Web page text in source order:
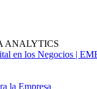
ANALYTICS
en los Negocios |
la Empresa